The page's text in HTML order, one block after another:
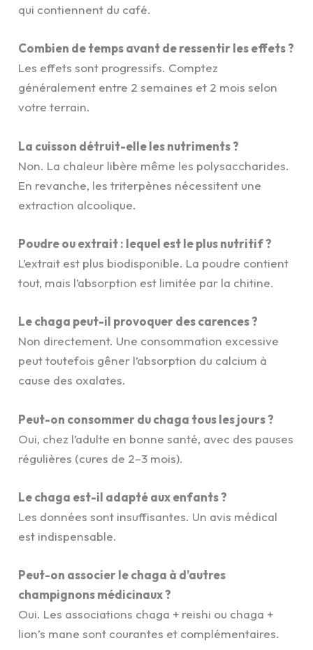
qui contiennent du café.
Combien de temps avant de ressentir les effets ?
Les effets sont progressifs. Comptez
généralement entre 2 semaines et 2 mois selon
votre terrain.
La cuisson détruit-elle les nutriments ?
Non. La chaleur libère même les polysaccharides.
En revanche, les triterpènes nécessitent une
extraction alcoolique.
Poudre ou extrait : lequel est le plus nutritif ?
L’extrait est plus biodisponible. La poudre contient
tout, mais l’absorption est limitée par la chitine.
Le chaga peut-il provoquer des carences ?
Non directement. Une consommation excessive
peut toutefois gêner l’absorption du calcium à
cause des oxalates.
Peut-on consommer du chaga tous les jours ?
Oui, chez l’adulte en bonne santé, avec des pauses
régulières (cures de 2–3 mois).
Le chaga est-il adapté aux enfants ?
Les données sont insuffisantes. Un avis médical
est indispensable.
Peut-on associer le chaga à d’autres
champignons médicinaux ?
Oui. Les associations chaga + reishi ou chaga +
lion’s mane sont courantes et complémentaires.